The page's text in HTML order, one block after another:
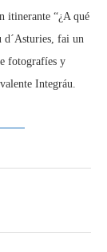
itinerante “¿A qué
d´Asturies, fai un
fotografíes y
Integráu.